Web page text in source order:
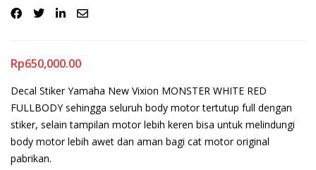
Rp650,000.00
Decal Stiker Yamaha New Vixion MONSTER WHITE RED
FULLBODY sehingga seluruh body motor tertutup full dengan
stiker, selain tampilan motor lebih keren bisa untuk melindungi
body motor lebih awet dan aman bagi cat motor original
pabrikan.